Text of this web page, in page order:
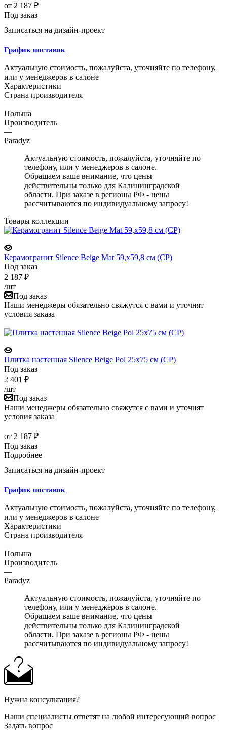
от 2 187 ₽
Под заказ
Записаться на дизайн-проект
График поставок
Актуальную стоимость, пожалуйста, уточняйте по телефону,
или у менеджеров в салоне
Характеристики
Страна производителя
—
Польша
Производитель
—
Paradyz
Актуальную стоимость, пожалуйста, уточняйте по
телефону, или у менеджеров в салоне.
Обращаем ваше внимание, что цены
действительны только для Калининградской
области. При заказе в регионы РФ - цены
рассчитываются по индивидуальному запросу!
Товары коллекции
Керамогранит Silence Beige Mat 59,x59,8 см (CP)
Под заказ
2 187 ₽
/шт
Под заказ
Наши менеджеры обязательно свяжутся с вами и уточнят
условия заказа
Плитка настенная Silence Beige Pol 25x75 см (CP)
Под заказ
2 401 ₽
/шт
Под заказ
Наши менеджеры обязательно свяжутся с вами и уточнят
условия заказа
от 2 187 ₽
Под заказ
Подробнее
Записаться на дизайн-проект
График поставок
Актуальную стоимость, пожалуйста, уточняйте по телефону,
или у менеджеров в салоне
Характеристики
Страна производителя
—
Польша
Производитель
—
Paradyz
Актуальную стоимость, пожалуйста, уточняйте по
телефону, или у менеджеров в салоне.
Обращаем ваше внимание, что цены
действительны только для Калининградской
области. При заказе в регионы РФ - цены
рассчитываются по индивидуальному запросу!
Нужна консультация?
Наши специалисты ответят на любой интересующий вопрос
Задать вопрос